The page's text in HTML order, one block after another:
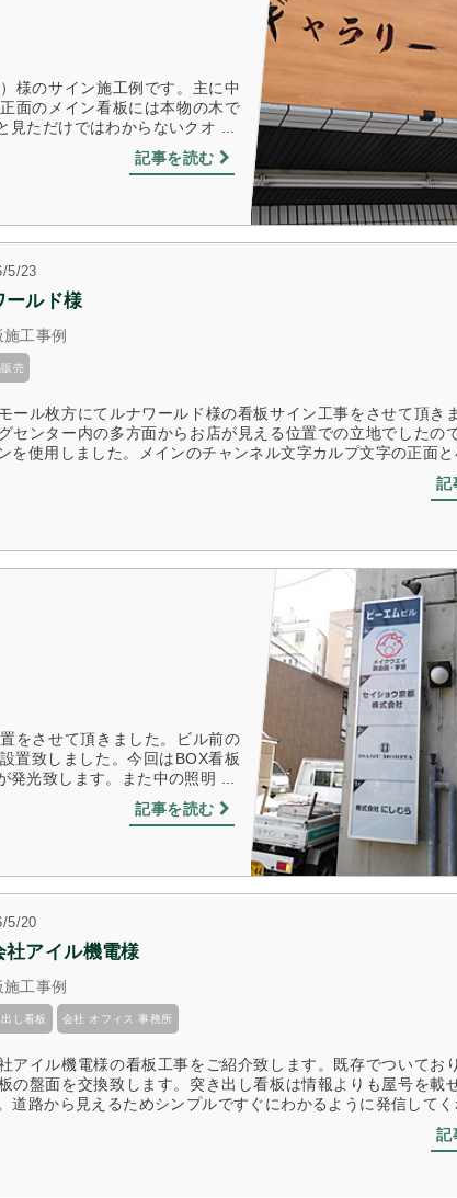
様のサイン施工例です。主に中
面のメイン看板には本物の木で
ただけではわからないクオ ...
記事を読む
5/23
ールド様
工事例
売
ール枚方にてルナワールド様の看板サイン工事をさせて頂き
センター内の多方面からお店が見える位置での立地でしたの
を使用しました。メインのチャンネル文字カルプ文字の正面と
記
をさせて頂きました。ビル前の
置致しました。今回はBOX看板
光致します。また中の照明 ...
記事を読む
5/20
社アイル機電様
工事例
し看板 会社 オフィス 事務所
アイル機電様の看板工事をご紹介致します。既存でついてお
の盤面を交換致します。突き出し看板は情報よりも屋号を載
道路から見えるためシンプルですぐにわかるように発信してく
記